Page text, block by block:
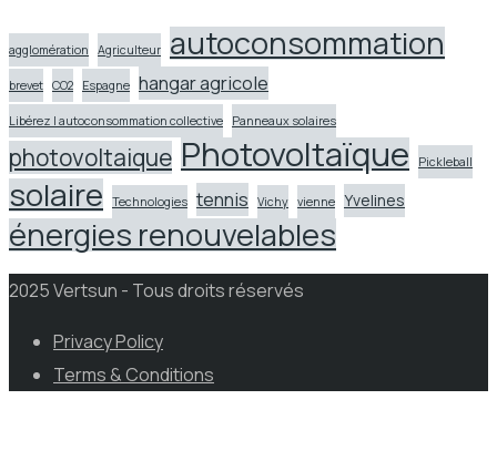
agglomération Agriculteur autoconsommation
brevet CO2 Espagne hangar agricole
Libérez l autoconsommation collective Panneaux solaires
photovoltaique Photovoltaïque Pickleball
solaire Technologies tennis Vichy vienne Yvelines
énergies renouvelables
2025 Vertsun - Tous droits réservés
Privacy Policy
Terms & Conditions